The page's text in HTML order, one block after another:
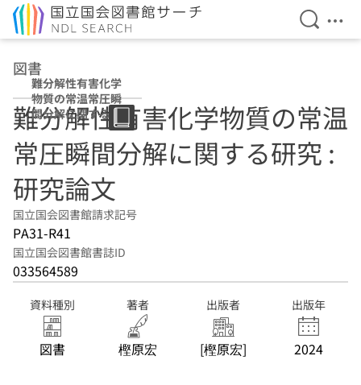
検索を
メ
図書
難分解性有害化学
物質の常温常圧瞬
間分解に関する研
究 : 研究論文
難分解性有害化学物質の常温
常圧瞬間分解に関する研究 :
研究論文
国立国会図書館請求記号
PA31-R41
国立国会図書館書誌ID
033564589
資料種別
図書
著者
樫原宏
出版者
[樫原宏]
出版年
2024